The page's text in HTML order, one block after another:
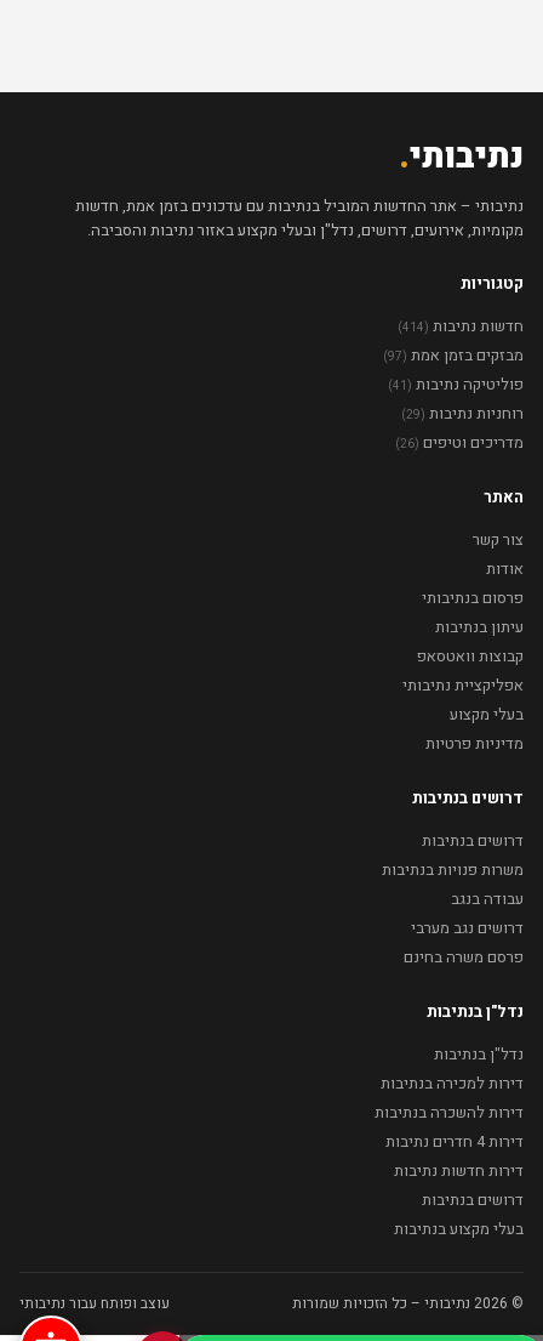
נתיבותי.
נתיבותי – אתר החדשות המוביל בנתיבות עם עדכונים בזמן אמת, חדשות
מקומיות, אירועים, דרושים, נדל"ן ובעלי מקצוע באזור נתיבות והסביבה.
קטגוריות
חדשות נתיבות (414)
מבזקים בזמן אמת (97)
פוליטיקה נתיבות (41)
רוחניות נתיבות (29)
מדריכים וטיפים (26)
האתר
צור קשר
אודות
פרסום בנתיבותי
עיתון בנתיבות
קבוצות וואטסאפ
אפליקציית נתיבותי
בעלי מקצוע
מדיניות פרטיות
דרושים בנתיבות
דרושים בנתיבות
משרות פנויות בנתיבות
עבודה בנגב
דרושים נגב מערבי
פרסם משרה בחינם
נדל"ן בנתיבות
נדל"ן בנתיבות
דירות למכירה בנתיבות
דירות להשכרה בנתיבות
דירות 4 חדרים נתיבות
דירות חדשות נתיבות
דרושים בנתיבות
בעלי מקצוע בנתיבות
© 2026 נתיבותי – כל הזכויות שמורות עוצב ופותח עבור נתיבותי